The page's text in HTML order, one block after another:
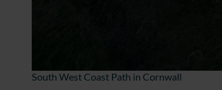
South West Coast Path in Cornwall